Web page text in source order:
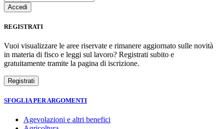
REGISTRATI
Vuoi visualizzare le aree riservate e rimanere aggiornato sulle novità
in materia di fisco e leggi sul lavoro? Registrati subito e
gratuitamente tramite la pagina di iscrizione.
SFOGLIA PER ARGOMENTI
Agevolazioni e altri benefici